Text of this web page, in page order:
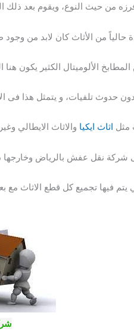
من حيث النوع، ويقوم بعد ذلك
حالياً من الأثاث كان لابد من
المطابخ الألوميتال الكثير يكون
دون حدوث تلفيات، و يتمثل هذا فى
مثل اثاث ايكيا والاثاث الايطالي
شركة نقل عفش بالرياض
فيها تجميع كل قطع الاثاث مع